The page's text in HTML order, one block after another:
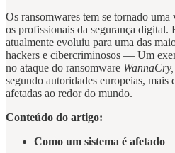
Os ransomwares tem se tornado uma
os profissionais da segurança digital.
atualmente evoluiu para uma das
hackers e cibercriminosos — Um
no ataque do ransomware WannaCry,
segundo autoridades europeias,
afetadas ao redor do mundo.
Conteúdo do artigo:
Como um sistema é afetado